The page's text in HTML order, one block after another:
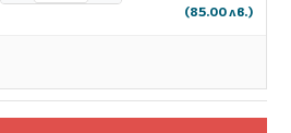
(85.00 лв.)